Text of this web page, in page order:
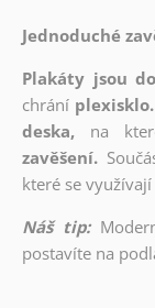
Jednoduché
Plakáty jsou
chrání
deska,
na
zavěšení.
které se
Náš tip:
postavíte na